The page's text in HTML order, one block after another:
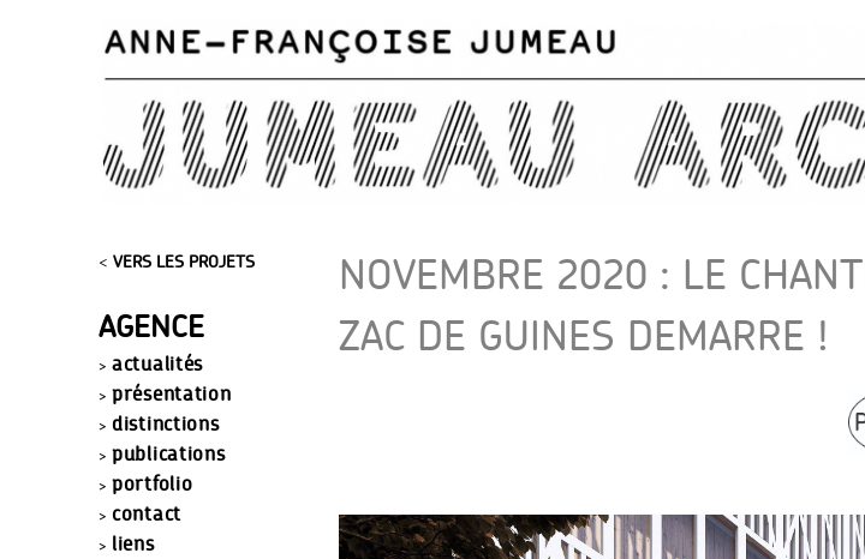
< VERS LES PROJETS
AGENCE
actualités
présentation
distinctions
publications
portfolio
contact
liens
NOVEMBRE 2020 : LE
ZAC DE GUINES DEMARRE !